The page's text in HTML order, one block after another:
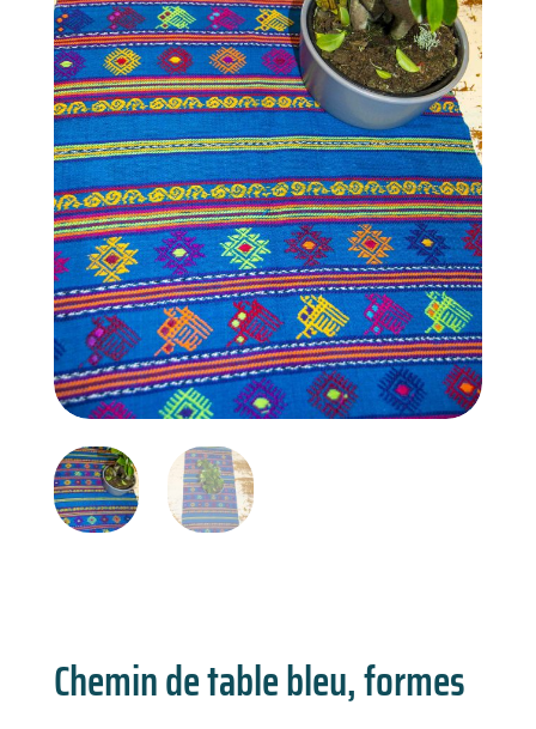
Chemin de table bleu, formes